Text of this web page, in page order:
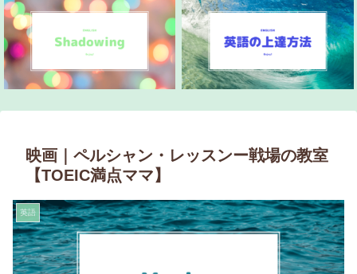
映画｜ペルシャン・レッスンー戦場の教室
【TOEIC満点ママ】
英語